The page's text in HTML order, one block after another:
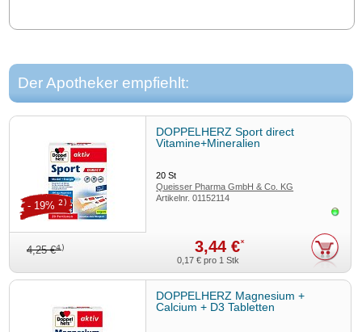
Der Apotheker empfiehlt:
DOPPELHERZ Sport direct
Vitamine+Mineralien
20St
Queisser Pharma GmbH & Co. KG
Artikelnr.01152114
4,25 €4) 3,44 €*
- 19% 2)
0,17 € pro 1 Stk
DOPPELHERZ Magnesium +
Calcium + D3 Tabletten